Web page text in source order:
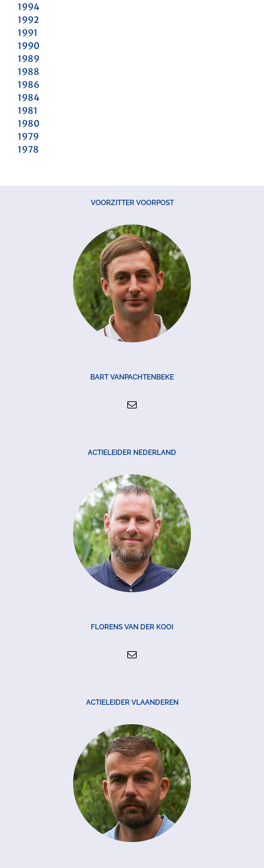
1994
1992
1991
1990
1989
1988
1986
1984
1981
1980
1979
1978
VOORZITTER VOORPOST
BART VANPACHTENBEKE
ACTIELEIDER NEDERLAND
FLORENS VAN DER KOOI
ACTIELEIDER VLAANDEREN